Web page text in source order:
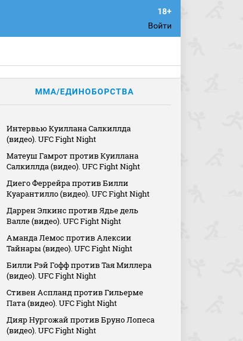
Войти
MMA/ЕДИНОБОРСТВА
Интервью Куиллана Салкиллда
(видео). UFC Fight Night
Матеуш Гамрот против Куиллана
Салкиллда (видео). UFC Fight Night
Диего Феррейра против Билли
Куарантилло (видео). UFC Fight Night
Даррен Элкинс против Ядье дель
Валле (видео). UFC Fight Night
Аманда Лемос против Алексии
Тайнары (видео). UFC Fight Night
Билли Рэй Гофф против Тая Миллера
(видео). UFC Fight Night
Стивен Аспланд против Гильерме
Пата (видео). UFC Fight Night
Дияр Нургожай против Бруно Лопеса
(видео). UFC Fight Night